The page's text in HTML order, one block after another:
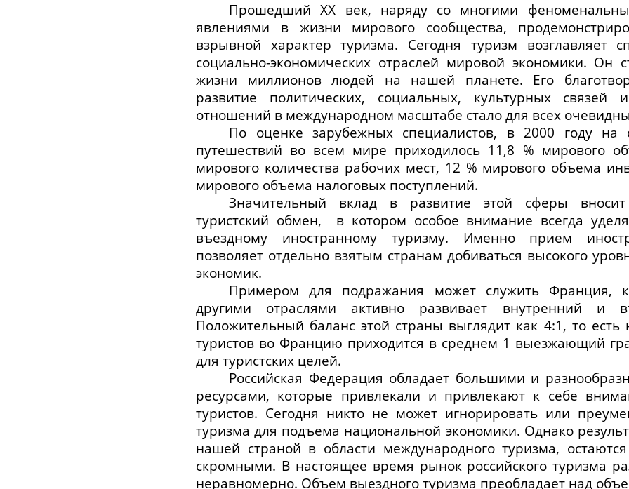
Прошедший ХХ век, наряду со многими
явлениями в жизни мирового сообщества,
взрывной характер туризма. Сегодня туризм возглавляет
социально-экономических отраслей мировой экономики. Он
жизни миллионов людей на нашей планете. Его
развитие политических, социальных, культурных связей
отношений в международном масштабе стало для всех
По оценке зарубежных специалистов, в 2000 году на
путешествий во всем мире приходилось 11,8 % мирового
мирового количества рабочих мест, 12 % мирового объема
мирового объема налоговых поступлений.
Значительный вклад в развитие этой сферы
туристский обмен, в котором особое внимание всегда
въездному иностранному туризму. Именно прием
позволяет отдельно взятым странам добиваться высокого
экономик.
Примером для подражания может служить Франция,
другими отраслями активно развивает внутренний и
Положительный баланс этой страны выглядит как 4:1, то
туристов во Францию приходится в среднем 1 выезжающий
для туристских целей.
Российская Федерация обладает большими и
ресурсами, которые привлекали и привлекают к себе
туристов. Сегодня никто не может игнорировать или
туризма для подъема национальной экономики. Однако
нашей страной в области международного туризма,
скромными. В настоящее время рынок российского туризма
неравномерно. Объем выездного туризма преобладает над